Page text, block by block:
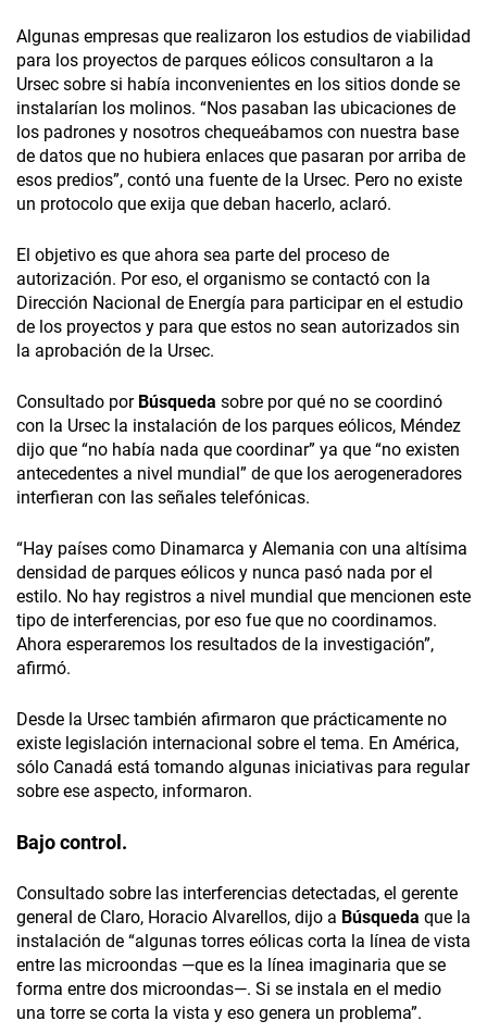
Algunas empresas que realizaron los estudios de viabilidad
para los proyectos de parques eólicos consultaron a la
Ursec sobre si había inconvenientes en los sitios donde se
instalarían los molinos. “Nos pasaban las ubicaciones de
los padrones y nosotros chequeábamos con nuestra base
de datos que no hubiera enlaces que pasaran por arriba de
esos predios”, contó una fuente de la Ursec. Pero no existe
un protocolo que exija que deban hacerlo, aclaró.
El objetivo es que ahora sea parte del proceso de
autorización. Por eso, el organismo se contactó con la
Dirección Nacional de Energía para participar en el estudio
de los proyectos y para que estos no sean autorizados sin
la aprobación de la Ursec.
Consultado por Búsqueda sobre por qué no se coordinó
con la Ursec la instalación de los parques eólicos, Méndez
dijo que “no había nada que coordinar” ya que “no existen
antecedentes a nivel mundial” de que los aerogeneradores
interfieran con las señales telefónicas.
“Hay países como Dinamarca y Alemania con una altísima
densidad de parques eólicos y nunca pasó nada por el
estilo. No hay registros a nivel mundial que mencionen este
tipo de interferencias, por eso fue que no coordinamos.
Ahora esperaremos los resultados de la investigación”,
afirmó.
Desde la Ursec también afirmaron que prácticamente no
existe legislación internacional sobre el tema. En América,
sólo Canadá está tomando algunas iniciativas para regular
sobre ese aspecto, informaron.
Bajo control.
Consultado sobre las interferencias detectadas, el gerente
general de Claro, Horacio Alvarellos, dijo a Búsqueda que la
instalación de “algunas torres eólicas corta la línea de vista
entre las microondas —que es la línea imaginaria que se
forma entre dos microondas—. Si se instala en el medio
una torre se corta la vista y eso genera un problema”.